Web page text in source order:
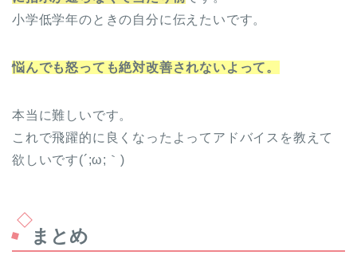
小学低学年のときの自分に伝えたいです。
悩んでも怒っても絶対改善されないよって。
本当に難しいです。
これで飛躍的に良くなったよってアドバイスを教えて
欲しいです(´;ω;｀)
まとめ